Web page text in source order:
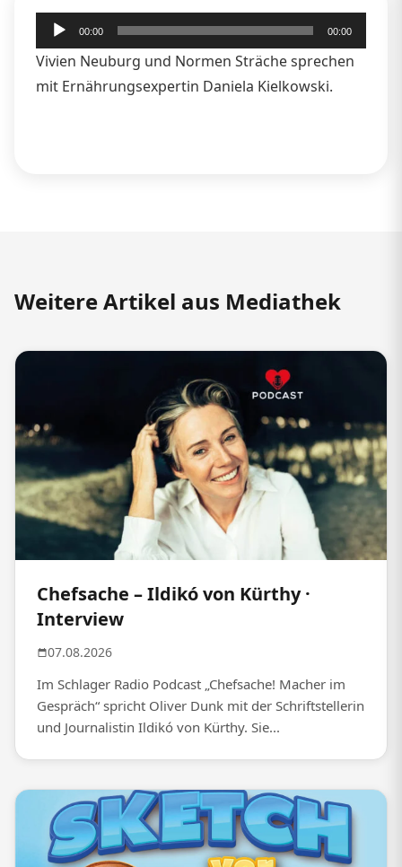
Audio-
Player
00:00 00:00
Vivien Neuburg und Normen Sträche sprechen
mit Ernährungsexpertin Daniela Kielkowski.
Weitere Artikel aus Mediathek
Chefsache – Ildikó von Kürthy ·
Interview
07.08.2026
Im Schlager Radio Podcast „Chefsache! Macher im
Gespräch“ spricht Oliver Dunk mit der Schriftstellerin
und Journalistin Ildikó von Kürthy. Sie...